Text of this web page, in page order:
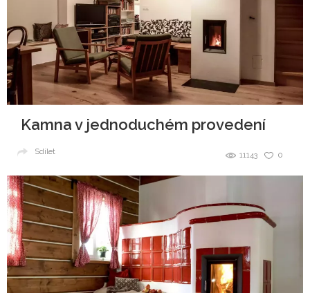
Kamna v jednoduchém provedení
0
11143
Sdílet